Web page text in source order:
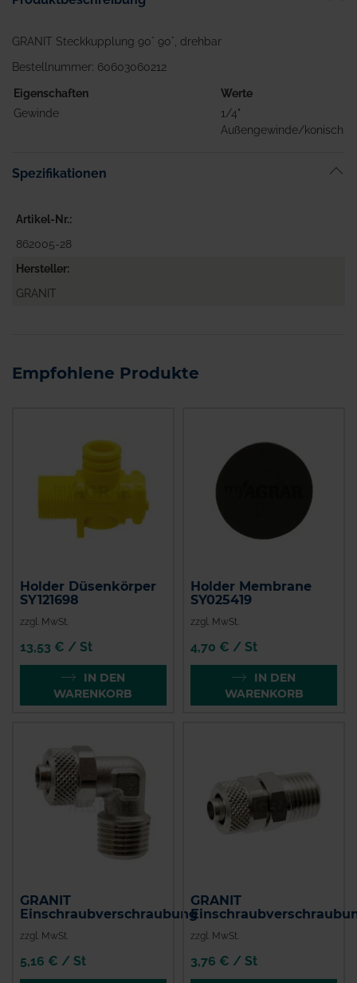
GRANIT Steckkupplung 90° 90°, drehbar
Bestellnummer: 60603060212
Eigenschaften
Werte
Gewinde
1/4"
Außengewinde/konisch
Spezifikationen
Artikel-Nr.
862005-28
Hersteller
GRANIT
Empfohlene Produkte
Holder Düsenkörper
SY121698
zzgl. MwSt.
13,53 € / St
IN DEN
WARENKORB
Holder Membrane
SY025419
zzgl. MwSt.
4,70 € / St
IN DEN
WARENKORB
GRANIT
Einschraubverschraubung
zzgl. MwSt.
5,16 € / St
GRANIT
zzgl. MwSt.
3,76 € / St